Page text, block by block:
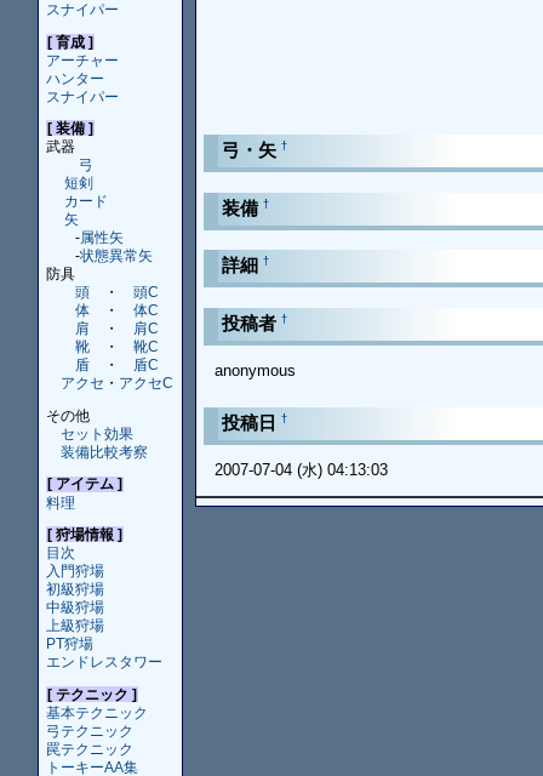
スナイパー
[ 育成 ]
アーチャー
ハンター
スナイパー
[ 装備 ]
武器
弓
短剣
カード
矢
-属性矢
-状態異常矢
防具
頭
・
頭C
体
・
体C
肩
・
肩C
靴
・
靴C
盾
・
盾C
アクセ ・ アクセC
その他
セット効果
装備比較考察
[ アイテム ]
料理
[ 狩場情報 ]
目次
入門狩場
初級狩場
中級狩場
上級狩場
PT狩場
エンドレスタワー
[ テクニック ]
基本テクニック
弓テクニック
罠テクニック
トーキーAA集
弓・矢 †
装備 †
詳細 †
投稿者 †
anonymous
投稿日 †
2007-07-04 (水) 04:13:03